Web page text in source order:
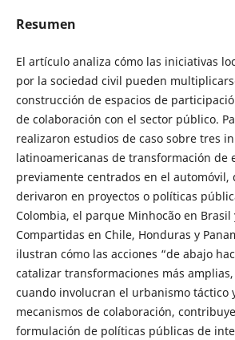
Resumen
El artículo analiza cómo las iniciativas
por la sociedad civil pueden
construcción de espacios de
de colaboración con el sector público.
realizaron estudios de caso sobre tres
latinoamericanas de transformación de
previamente centrados en el
derivaron en proyectos o políticas
Colombia, el parque Minhocão en Brasil
Compartidas en Chile, Honduras y
ilustran cómo las acciones “de abajo
catalizar transformaciones más
cuando involucran el urbanismo táctico
mecanismos de colaboración,
formulación de políticas públicas de